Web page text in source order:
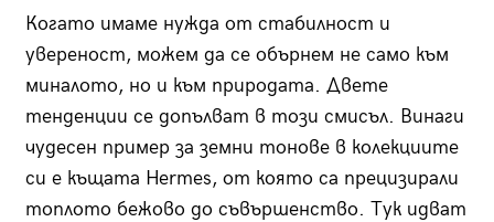
Когато имаме нужда от стабилност и
увереност, можем да се обърнем не само към
миналото, но и към природата. Двете
тенденции се допълват в този смисъл. Винаги
чудесен пример за земни тонове в колекциите
си е къщата Hermes, oт която са прецизирали
топлото бежово до съвършенство. Тук идват